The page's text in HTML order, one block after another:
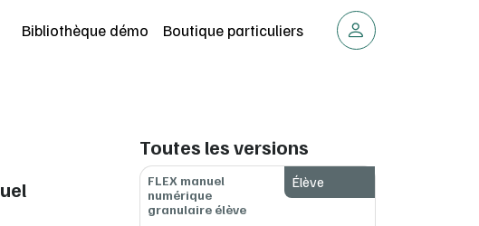
Bibliothèque démo Boutique particuliers
Toutes les versions
Élève
FLEX manuel
numérique
granulaire élève